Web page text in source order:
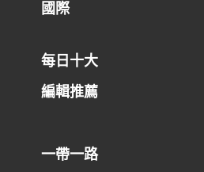
國際
每日十大
編輯推薦
一帶一路